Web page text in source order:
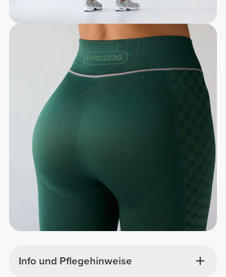
Info und Pflegehinweise